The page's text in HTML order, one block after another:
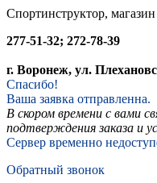
Спортинструктор, магазин
277-51-32; 272-78-39
г. Воронеж, ул.
Спасибо!
Ваша заявка отправленна.
В скором времени с вами
подтверждения заказа и
Сервер временно
Обратный звонок